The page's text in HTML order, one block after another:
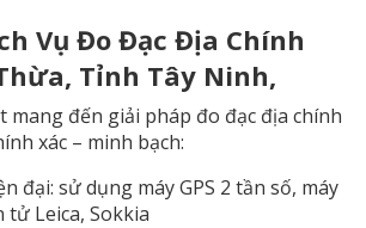
Vụ Đo Đạc Địa Chính
Tỉnh Tây Ninh,
mang đến giải pháp đo đạc địa chính
xác – minh bạch:
đại: sử dụng máy GPS 2 tần số, máy
tử Leica, Sokkia